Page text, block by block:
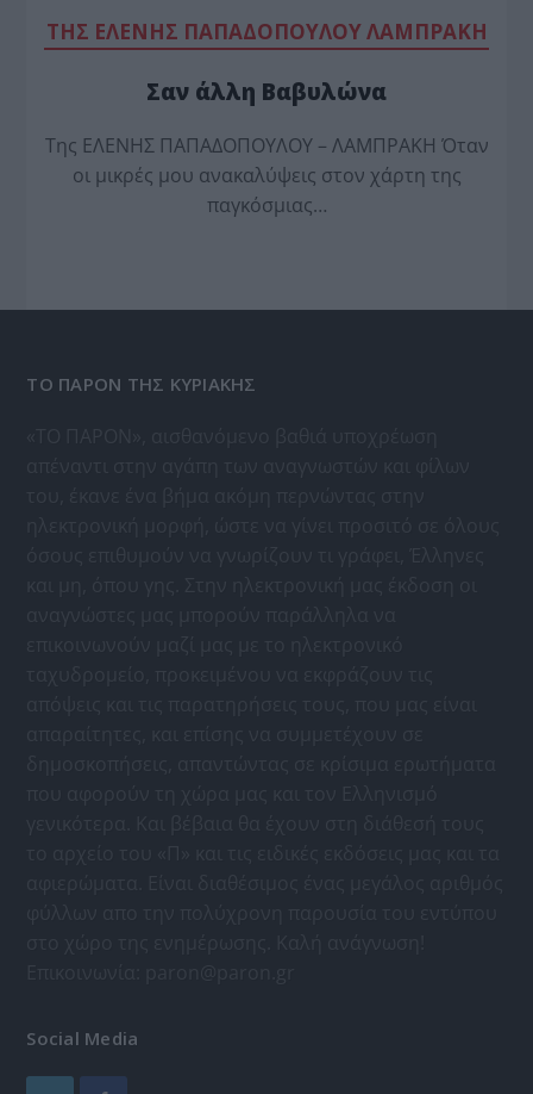
TΗΣ ΕΛΕΝΗΣ ΠΑΠΑΔΟΠΟΥΛΟΥ ΛΑΜΠΡΑΚΗ
Σαν άλλη Βαβυλώνα
Της ΕΛΕΝΗΣ ΠΑΠΑΔΟΠΟΥΛΟΥ – ΛΑΜΠΡΑΚΗ Όταν
οι μικρές μου ανακαλύψεις στον χάρτη της
παγκόσμιας…
ΤΟ ΠΑΡΟΝ ΤΗΣ ΚΥΡΙΑΚΗΣ
Social Media